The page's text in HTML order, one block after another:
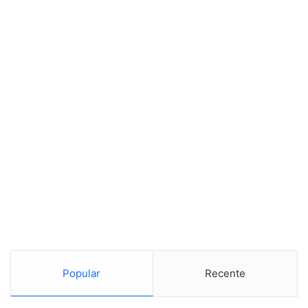
somados mais 25 pontos (conforme tabela 1).
Popular Recente